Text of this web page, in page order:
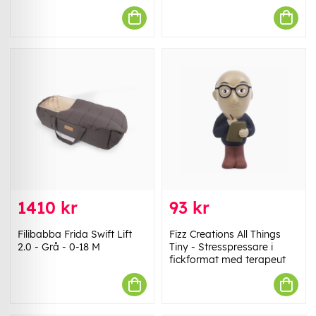
1410 kr
Filibabba Frida Swift Lift
2.0 - Grå - 0-18 M
93 kr
Fizz Creations All Things
Tiny - Stresspressare i
fickformat med terapeut